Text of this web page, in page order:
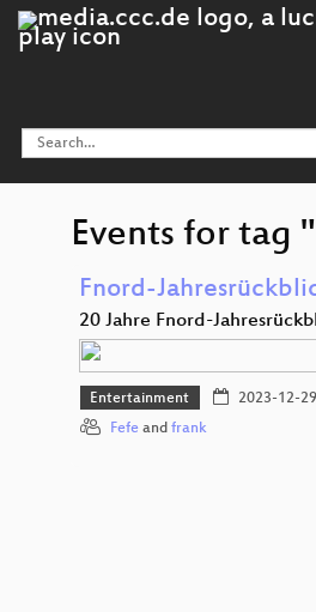
Events for tag
Fnord-
20 Jahre Fnord-
Entertainment 2023-12-29
Fefe and frank